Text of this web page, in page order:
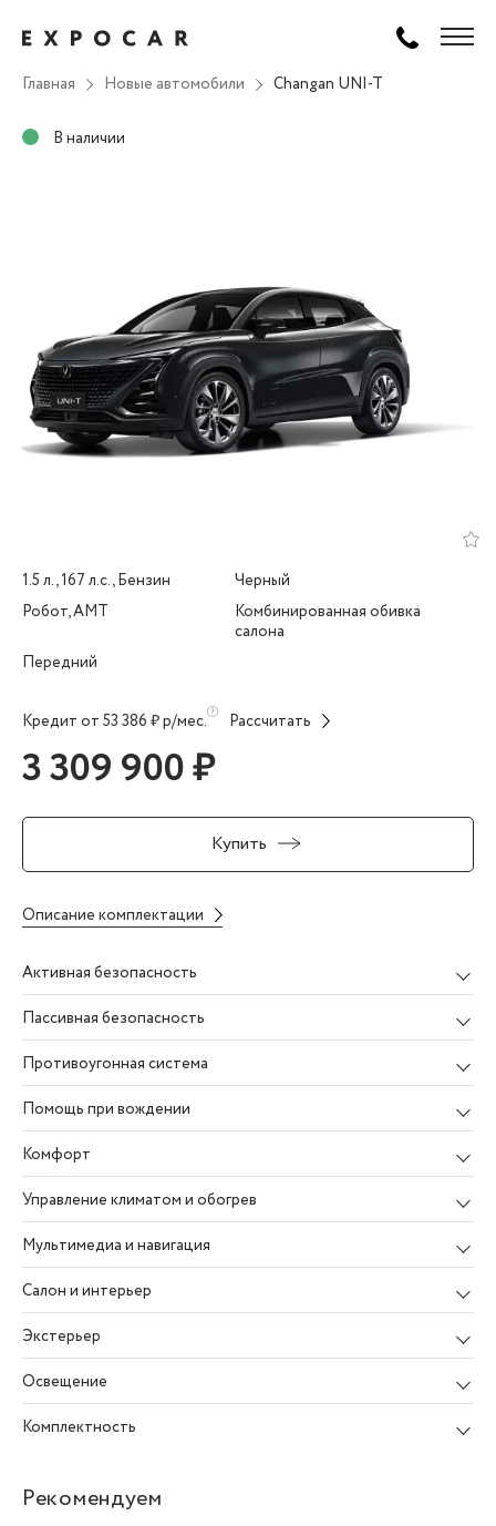
Главная Новые автомобили Changan UNI-T
В наличии
1.5 л., 167 л.с., Бензин
Робот, AMT
Передний
Черный
Комбинированная обивка
салона
Кредит от 53 386 ₽ р/мес. Рассчитать
3 309 900 ₽
Купить
Описание комплектации
Активная безопасность
Пассивная безопасность
Противоугонная система
Помощь при вождении
Комфорт
Управление климатом и обогрев
Мультимедиа и навигация
Салон и интерьер
Экстерьер
Освещение
Комплектность
Рекомендуем